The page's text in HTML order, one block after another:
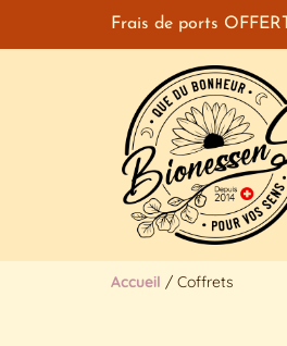
Frais de ports
Accueil / Coffrets